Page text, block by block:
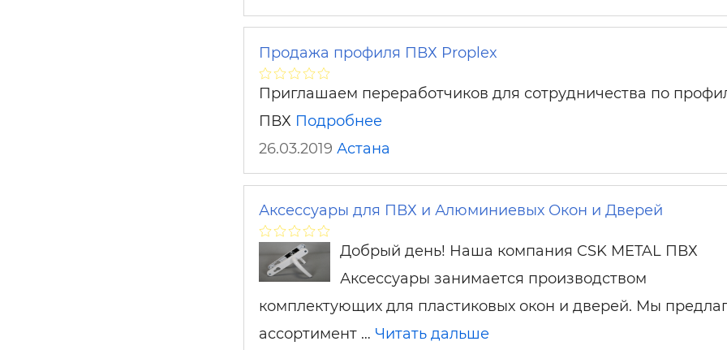
Продажа профиля ПВХ Proplex
Приглашаем переработчиков для сотрудничества по
ПВХ Подробнее
26.03.2019 Астана
Аксессуары для ПВХ и Алюминиевых Окон и Дверей
Добрый день! Наша компания CSK METAL ПВХ
Аксессуары занимается производством
комплектующих для пластиковых окон и дверей. Мы
ассортимент … Читать дальше